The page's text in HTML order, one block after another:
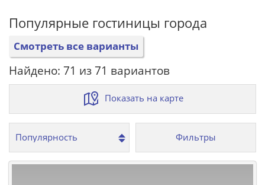
Популярные гостиницы города
Смотреть все варианты
Найдено: 71 из 71 вариантов
Показать на карте
Фильтры